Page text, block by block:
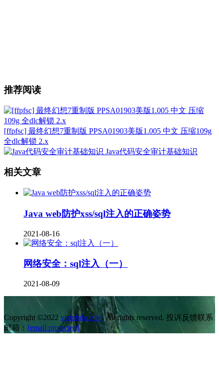
推荐阅读
[ffpfsc] 最终幻想7重制版 PPSA01903美版1.005 中文 压缩109g
全dlc解锁 2.x
Java代码安全审计基础知识
相关文章
Java web防护xss/sql注入的正确姿势
2021-08-16
网络安全：sql注入（一）
2021-08-09
Copyright ©2022 vlambda.com. All rights reserved. 投诉反馈联系
邮箱： [email protected]